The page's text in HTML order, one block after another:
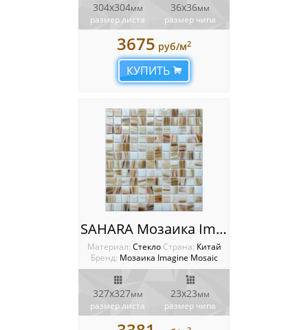
304х304мм
размер листа
36х36мм
размер чипа
3675 руб/м2
КУПИТЬ
SAHARA Мозаика Imagine
Материал: Стекло Cтрана: Китай
Бренд: Мозаика Imagine Mosaic
327x327мм
размер листа
23x23мм
размер чипа